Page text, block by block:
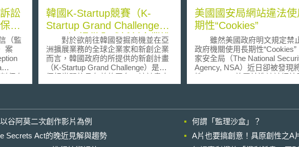
訟
存
（監
案
保存
、恐
施為
之通
員會
，
訟當
韓國K-Startup競賽（K-
Startup Grand Challenge
2020）提供全球新創企業進
入亞洲市場的重要管道
對於欲前往韓國發掘商機並在亞
洲擴展業務的全球企業家和新創企業
而言，韓國政府的所提供的新創計畫
（K-Startup Grand Challenge）是一
個相當開放且友善的平台，該計畫由
中小企業和新興企業部（MSS）和國
由政府資助的計畫，旨在支持希望進
入韓國並進一步開拓國際市場的外國
新創企業，其申請基本條件如下： 7
美國國安局網站違法使
期性“Cookies”
雖然美國政府明文規定禁
政府機關使用長期性“Cookies”
家安全局（The National
Agency, NSA）近日卻被發現
性“Cookies”放置於造訪該網站
電腦之情形，且保存期限長達
以使得下次進行相同網路瀏覽
易之工具。例如，透過
的功能，使用者就可以將帳號
谷阿莫二次創作影片為例
何謂「監理沙盒」？
Secrets Act的晚近見解與趨勢
A片也要搞創意！具原創性之A